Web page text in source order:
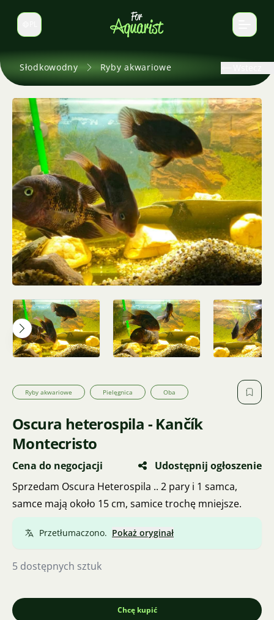
Zmień język
Słodkowodny Ryby akwariowe
Ryby akwariowe Pielęgnica Oba
Oscura heterospila - Kančík
Montecristo
Cena do negocjacji
Udostępnij ogłoszenie
Sprzedam Oscura Heterospila .. 2 pary i 1 samca,
samce mają około 15 cm, samice trochę mniejsze.
Przetłumaczono. Pokaż oryginał
5 dostępnych sztuk
Chcę kupić